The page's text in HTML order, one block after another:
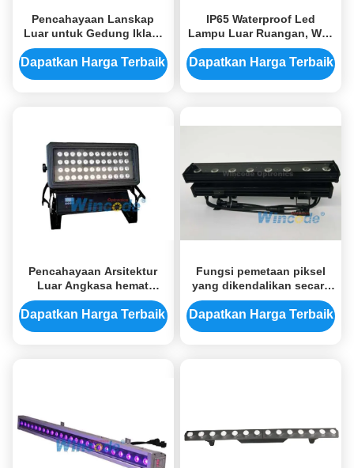
Pencahayaan Lanskap
Luar untuk Gedung Iklan,
Led Wall Washer IP65
24*10w RGBW
Dapatkan Harga Terbaik
IP65 Waterproof Led
Lampu Luar Ruangan, Wall
Wash Lampu Lanskap
24*15w Suara Aktif
Dapatkan Harga Terbaik
Pencahayaan Arsitektur
Luar Angkasa hemat
energi, Pencahayaan
Lanskap Komersial untuk
Dapatkan Harga Terbaik
Fungsi pemetaan piksel
yang dikendalikan secara
individual LED Wall Washer
Lampu
Dapatkan Harga Terbaik